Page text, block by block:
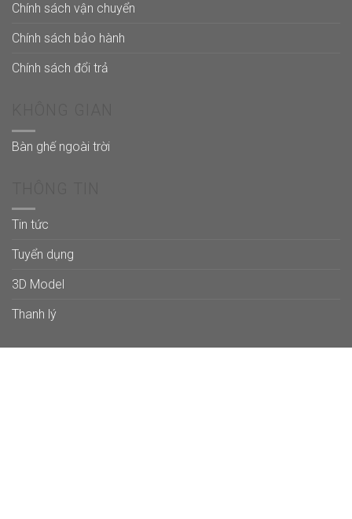
Chính sách vận chuyển
Chính sách bảo hành
Chính sách đổi trả
Bàn ghế ngoài trời
Tin tức
Tuyển dụng
3D Model
Thanh lý